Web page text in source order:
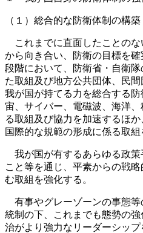
（１）総合的な防衛体制の構築
これまでに直面したことのな
から向き合い、防衛の目標を
段階において、防衛省・自衛
た取組及び地方公共団体、民間
我が国が持てる力を総合する
宙、サイバー、電磁波、海洋
る取組及び協力を加速するほ
国際的な規範の形成に係る取組
我が国が有するあらゆる政策
こと等を通じ、平素からの戦
む取組を強化する。
有事やグレーゾーンの事態等
統制の下、これまでも態勢の
治がより強力なリーダーシッ